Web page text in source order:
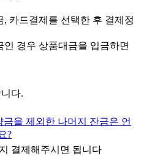
카드결제를 선택한 후 결제정
경우 상품대금을 입금하면
다.
을 제외한 나머지 잔금은 언
?
결제해주시면 됩니다